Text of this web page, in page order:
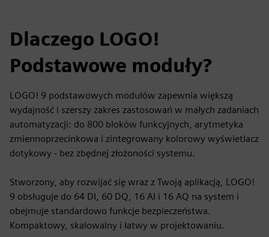
Dlaczego LOGO!
Podstawowe moduły?
LOGO! 9 podstawowych modułów zapewnia większą
wydajność i szerszy zakres zastosowań w małych zadaniach
automatyzacji: do 800 bloków funkcyjnych, arytmetyka
zmiennoprzecinkowa i zintegrowany kolorowy wyświetlacz
dotykowy - bez zbędnej złożoności systemu.
Stworzony, aby rozwijać się wraz z Twoją aplikacją, LOGO!
9 obsługuje do 64 DI, 60 DQ, 16 AI i 16 AQ na system i
obejmuje standardowo funkcje bezpieczeństwa.
Kompaktowy, skalowalny i łatwy w projektowaniu.